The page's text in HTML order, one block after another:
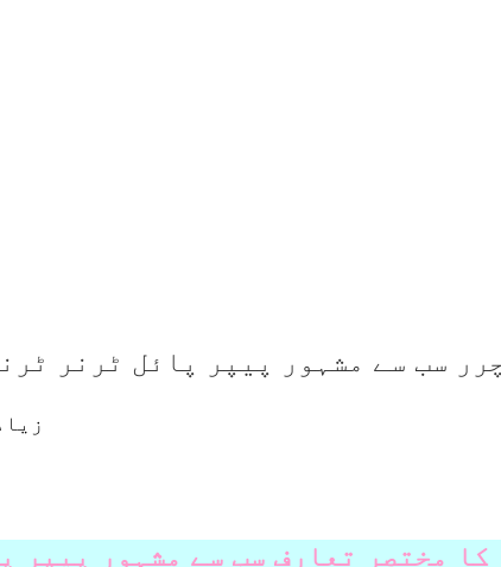
سب سے مشہور پیپر پائل ٹرنر